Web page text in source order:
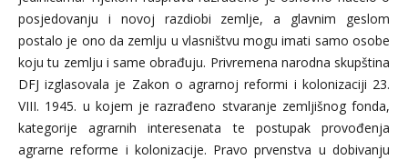
posjedovanju i novoj razdiobi zemlje, a glavnim geslom
postalo je ono da zemlju u vlasništvu mogu imati samo osobe
koju tu zemlju i same obrađuju. Privremena narodna skupština
DFJ izglasovala je Zakon o agrarnoj reformi i kolonizaciji 23.
VIII. 1945. u kojem je razrađeno stvaranje zemljišnog fonda,
kategorije agrarnih interesenata te postupak provođenja
agrarne reforme i kolonizacije. Pravo prvenstva u dobivanju